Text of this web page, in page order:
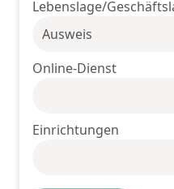
Lebenslage/
Online-Dienst
Einrichtungen